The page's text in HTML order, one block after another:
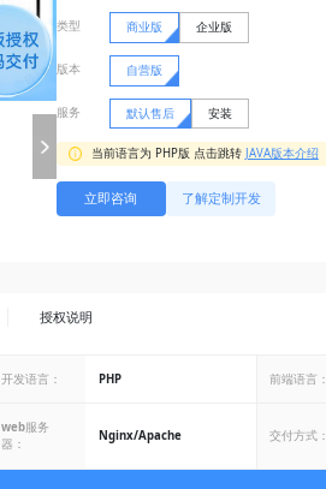
类型 商业版 企业版
版本 自营版
服务 默认售后 安装
当前语言为 PHP版 点击跳转 JAVA版本介绍
立即咨询 了解定制开发
授权说明
开发语言： PHP 前端语言：
web服务
器：
Nginx/Apache 交付方式：